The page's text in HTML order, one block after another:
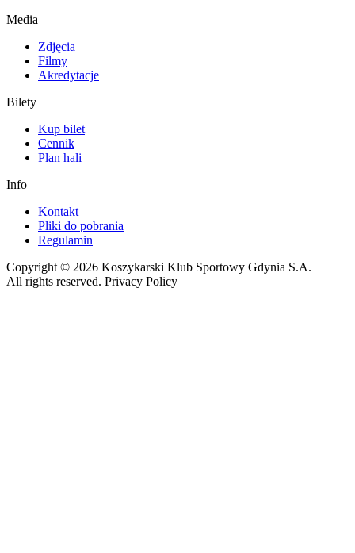
Media
Zdjęcia
Filmy
Akredytacje
Bilety
Kup bilet
Cennik
Plan hali
Info
Kontakt
Pliki do pobrania
Regulamin
Copyright © 2026 Koszykarski Klub Sportowy Gdynia S.A.
All rights reserved. Privacy Policy